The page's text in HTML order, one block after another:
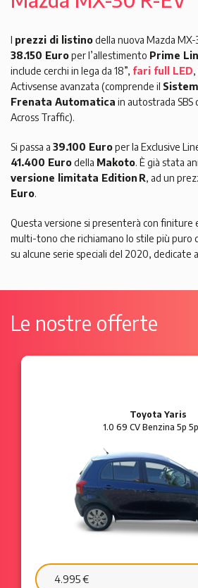
prezzi di listinodella nuova Mazda
38.150 Europer l’allestimento Prime
include cerchi in lega da 18”, fari full LED
Activsense avanzata (comprende il
Frenata Automatica in autostrada
Across Traffic).
Si passa a 39.100 Europer la Exclusive
41.400 Eurodella Makoto. È già stata
versione limitata Edition R, ad un
Euro.
Questa versione si presenterà con finiture
multi-tono che richiamano lo stile più puro
su alcune serie speciali del 2020, dedicate
Le nostre offerte
Ford Ka
1.2 8V 69 CV Benzina 3p
6.595 €